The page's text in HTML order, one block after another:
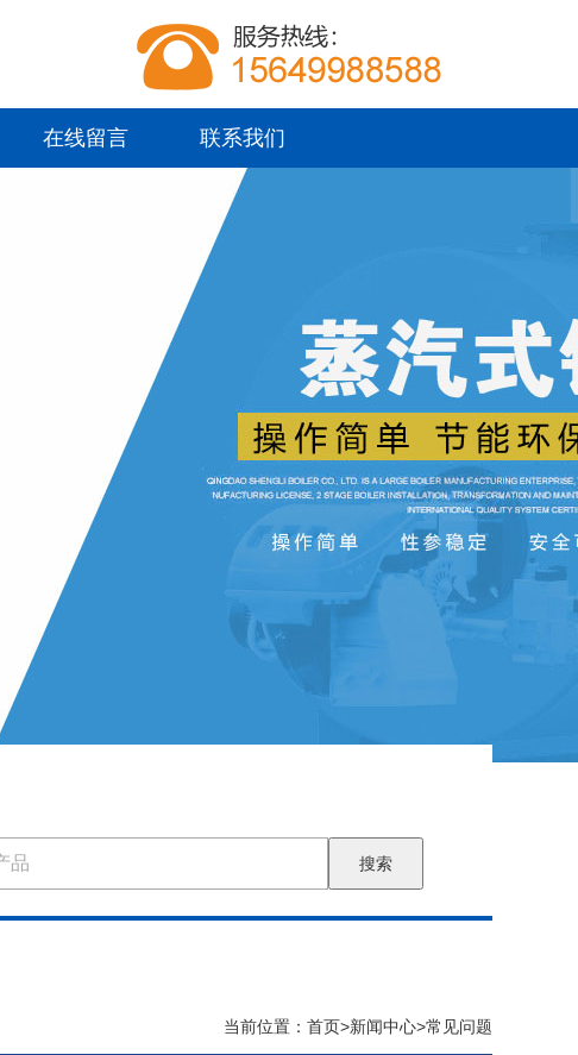
在线留言 联系我们
搜索
当前位置： 首页>新闻中心>常见问题